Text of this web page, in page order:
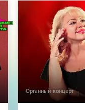
Органный концерт